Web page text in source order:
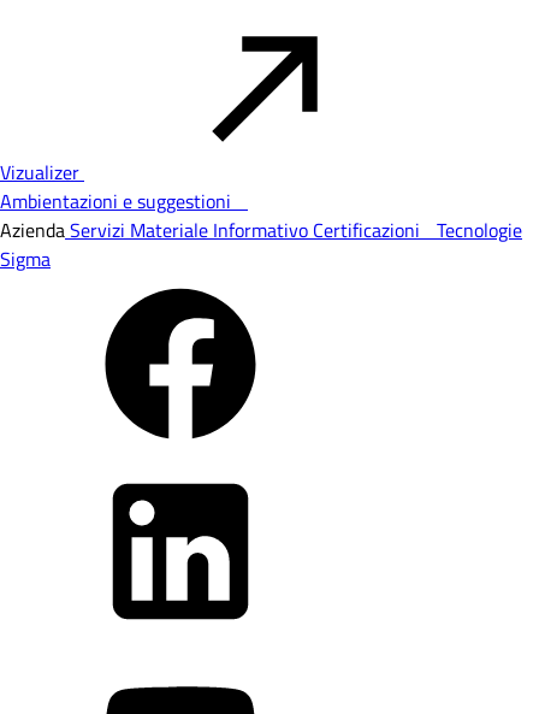
Vizualizer
Ambientazioni e suggestioni
AziendaServizi Materiale Informativo Certificazioni Tecnologie
Sigma